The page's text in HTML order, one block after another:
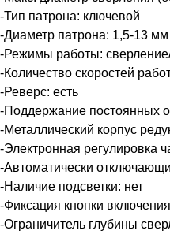
-Тип патрона: ключевой
-Диаметр патрона: 1,5-13 мм
-Режимы работы:
-Количество скоростей
-Реверс: есть
-Поддержание постоянных
-Металлический корпус
-Электронная регулировка
-Автоматически
-Наличие подсветки: нет
-Фиксация кнопки
-Ограничитель глубины